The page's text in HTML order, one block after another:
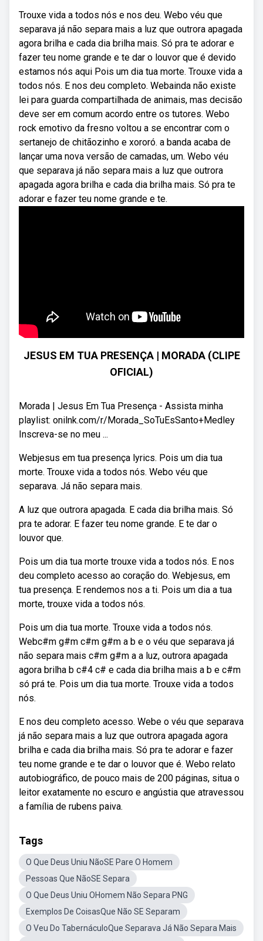
Trouxe vida a todos nós e nos deu. Webo véu que
separava já não separa mais a luz que outrora apagada
agora brilha e cada dia brilha mais. Só pra te adorar e
fazer teu nome grande e te dar o louvor que é devido
estamos nós aqui Pois um dia tua morte. Trouxe vida a
todos nós. E nos deu completo. Webainda não existe
lei para guarda compartilhada de animais, mas decisão
deve ser em comum acordo entre os tutores. Webo
rock emotivo da fresno voltou a se encontrar com o
sertanejo de chitãozinho e xororó. a banda acaba de
lançar uma nova versão de camadas, um. Webo véu
que separava já não separa mais a luz que outrora
apagada agora brilha e cada dia brilha mais. Só pra te
adorar e fazer teu nome grande e te.
JESUS EM TUA PRESENÇA | MORADA (CLIPE
OFICIAL)
Morada | Jesus Em Tua Presença - Assista minha
playlist: onilnk.com/r/Morada_SoTuEsSanto+Medley
Inscreva-se no meu ...
Webjesus em tua presença lyrics. Pois um dia tua
morte. Trouxe vida a todos nós. Webo véu que
separava. Já não separa mais.
A luz que outrora apagada. E cada dia brilha mais. Só
pra te adorar. E fazer teu nome grande. E te dar o
louvor que.
Pois um dia tua morte trouxe vida a todos nós. E nos
deu completo acesso ao coração do. Webjesus, em
tua presença. E rendemos nos a ti. Pois um dia a tua
morte, trouxe vida a todos nós.
Pois um dia tua morte. Trouxe vida a todos nós.
Webc#m g#m c#m g#m a b e o véu que separava já
não separa mais c#m g#m a a luz, outrora apagada
agora brilha b c#4 c# e cada dia brilha mais a b e c#m
só prá te. Pois um dia tua morte. Trouxe vida a todos
nós.
E nos deu completo acesso. Webe o véu que separava
já não separa mais a luz que outrora apagada agora
brilha e cada dia brilha mais. Só pra te adorar e fazer
teu nome grande e te dar o louvor que é. Webo relato
autobiográfico, de pouco mais de 200 páginas, situa o
leitor exatamente no escuro e angústia que atravessou
a família de rubens paiva.
Tags
O Que Deus Uniu NãoSE Pare O Homem
Pessoas Que NãoSE Separa
O Que Deus Uniu OHomem Não Separa PNG
Exemplos De CoisasQue Não SE Separam
O Veu Do TabernáculoQue Separava Já Não Separa Mais